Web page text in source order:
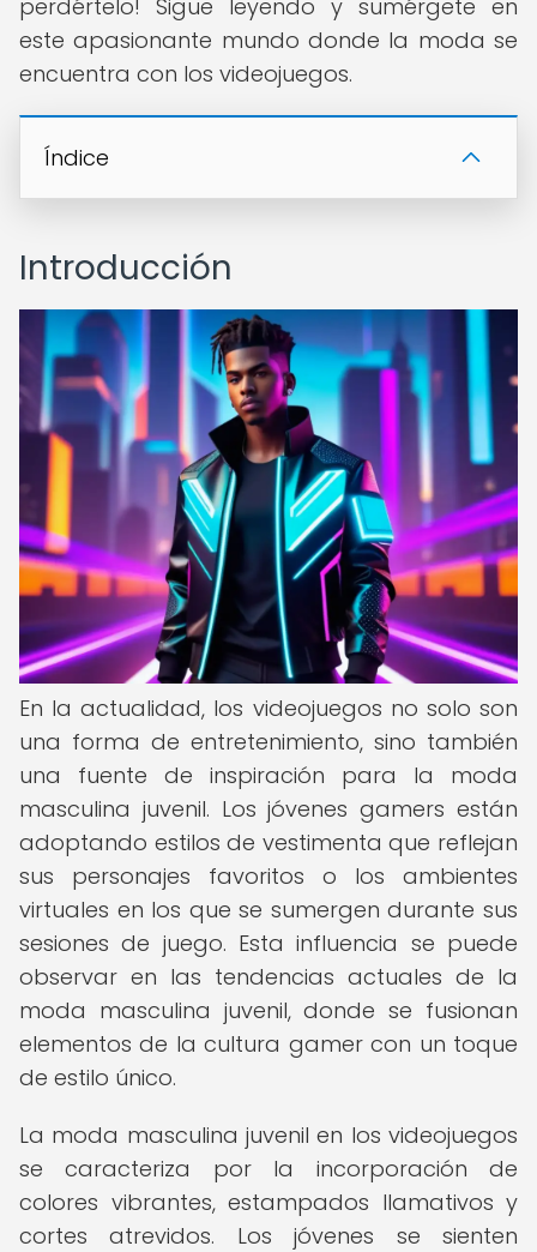
perdértelo! Sigue leyendo y sumérgete en
este apasionante mundo donde la moda se
encuentra con los videojuegos.
Índice
Introducción
En la actualidad, los videojuegos no solo son
una forma de entretenimiento, sino también
una fuente de inspiración para la moda
masculina juvenil. Los jóvenes gamers están
adoptando estilos de vestimenta que reflejan
sus personajes favoritos o los ambientes
virtuales en los que se sumergen durante sus
sesiones de juego. Esta influencia se puede
observar en las tendencias actuales de la
moda masculina juvenil, donde se fusionan
elementos de la cultura gamer con un toque
de estilo único.
La moda masculina juvenil en los videojuegos
se caracteriza por la incorporación de
colores vibrantes, estampados llamativos y
cortes atrevidos. Los jóvenes se sienten